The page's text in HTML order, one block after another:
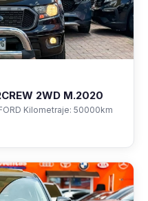
2WD M.2020
Kilometraje: 50000km